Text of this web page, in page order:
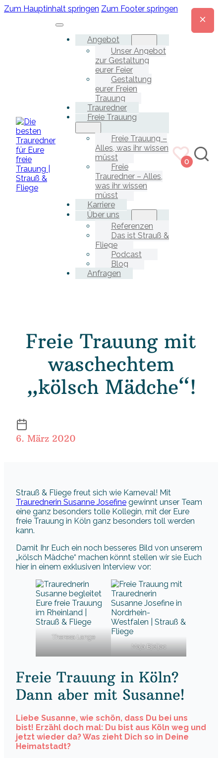
Zum Hauptinhalt springen Zum Footer springen
Angebot
Unser Angebot
zur Gestaltung
eurer Feier
Gestaltung
eurer Freien
Trauung
Trauredner
Freie Trauung
Freie Trauung –
Alles, was ihr wissen
müsst
Freie
Trauredner – Alles,
was ihr wissen
müsst
Karriere
Über uns
Referenzen
Das ist Strauß &
Fliege
Podcast
Blog
Anfragen
0
Freie Trauung mit
waschechtem
„kölsch Mädche“!
6. März 2020
Strauß & Fliege freut sich wie Karneval! Mit
Traurednerin Susanne Josefine gewinnt unser Team
eine ganz besonders tolle Kollegin, mit der Eure
freie Trauung in Köln ganz besonders toll werden
kann.
Damit Ihr Euch ein noch besseres Bild von unserem
„kölsch Mädche“ machen könnt stellen wir sie Euch
hier in einem exklusiven Interview vor:
Theresa Lange
Maja Bjeljac
Freie Trauung in Köln?
Dann aber mit Susanne!
Liebe Susanne, wie schön, dass Du bei uns
bist! Erzähl doch mal: Du bist aus Köln weg und
jetzt wieder da? Was zieht Dich so in Deine
Heimatstadt?